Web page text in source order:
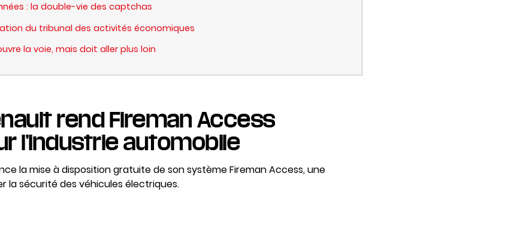
: la double-vie des captchas
du tribunal des activités économiques
la voie, mais doit aller plus loin
rend Fireman Access
l’industrie automobile
la mise à disposition gratuite de son système Fireman Access, une
la sécurité des véhicules électriques.